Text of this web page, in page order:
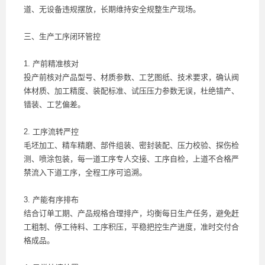
道、无设备违规摆放，长期维持安全规整生产现场。
三、生产工序闭环管控
1. 产前精准核对
投产前核对产品型号、材质参数、工艺图纸、技术要求，确认阀
体材质、加工精度、装配标准、试压压力参数无误，杜绝错产、
错装、工艺偏差。
2. 工序流转严控
毛坯加工、精车精磨、部件组装、密封装配、压力校验、探伤检
测、喷涂包装，每一道工序专人交接、工序自检，上道不合格严
禁流入下道工序，全程工序可追溯。
3. 产能有序排布
结合订单工期、产品规格合理排产，均衡每日生产任务，避免赶
工粗制、停工待料、工序积压，平稳把控生产进度，准时交付合
格成品。